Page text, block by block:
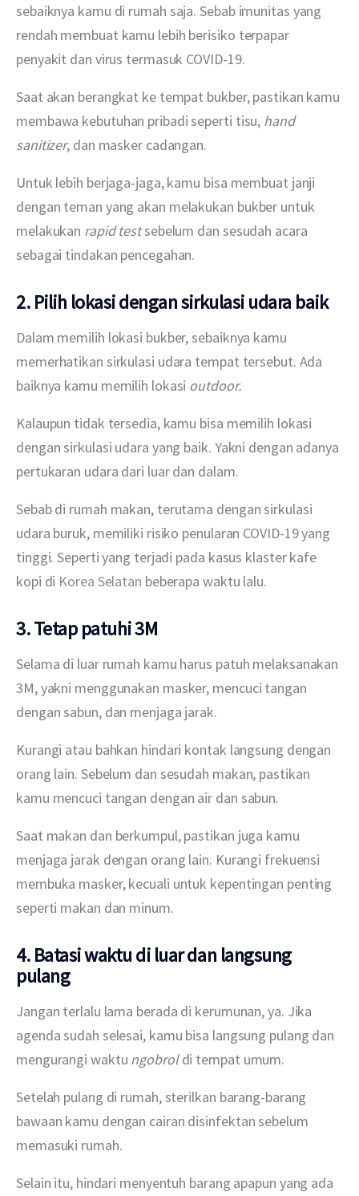
sebaiknya kamu di rumah saja. Sebab imunitas yang
rendah membuat kamu lebih berisiko terpapar
penyakit dan virus termasuk COVID-19.
Saat akan berangkat ke tempat bukber, pastikan kamu
membawa kebutuhan pribadi seperti tisu, hand
sanitizer, dan masker cadangan.
Untuk lebih berjaga-jaga, kamu bisa membuat janji
dengan teman yang akan melakukan bukber untuk
melakukan rapid test sebelum dan sesudah acara
sebagai tindakan pencegahan.
2. Pilih lokasi dengan sirkulasi udara baik
Dalam memilih lokasi bukber, sebaiknya kamu
memerhatikan sirkulasi udara tempat tersebut. Ada
baiknya kamu memilih lokasi outdoor.
Kalaupun tidak tersedia, kamu bisa memilih lokasi
dengan sirkulasi udara yang baik. Yakni dengan adanya
pertukaran udara dari luar dan dalam.
Sebab di rumah makan, terutama dengan sirkulasi
udara buruk, memiliki risiko penularan COVID-19 yang
tinggi. Seperti yang terjadi pada kasus klaster kafe
kopi di Korea Selatan beberapa waktu lalu.
3. Tetap patuhi 3M
Selama di luar rumah kamu harus patuh melaksanakan
3M, yakni menggunakan masker, mencuci tangan
dengan sabun, dan menjaga jarak.
Kurangi atau bahkan hindari kontak langsung dengan
orang lain. Sebelum dan sesudah makan, pastikan
kamu mencuci tangan dengan air dan sabun.
Saat makan dan berkumpul, pastikan juga kamu
menjaga jarak dengan orang lain. Kurangi frekuensi
membuka masker, kecuali untuk kepentingan penting
seperti makan dan minum.
4. Batasi waktu di luar dan langsung
pulang
Jangan terlalu lama berada di kerumunan, ya. Jika
agenda sudah selesai, kamu bisa langsung pulang dan
mengurangi waktu ngobrol di tempat umum.
Setelah pulang di rumah, sterilkan barang-barang
bawaan kamu dengan cairan disinfektan sebelum
memasuki rumah.
Selain itu, hindari menyentuh barang apapun yang ada